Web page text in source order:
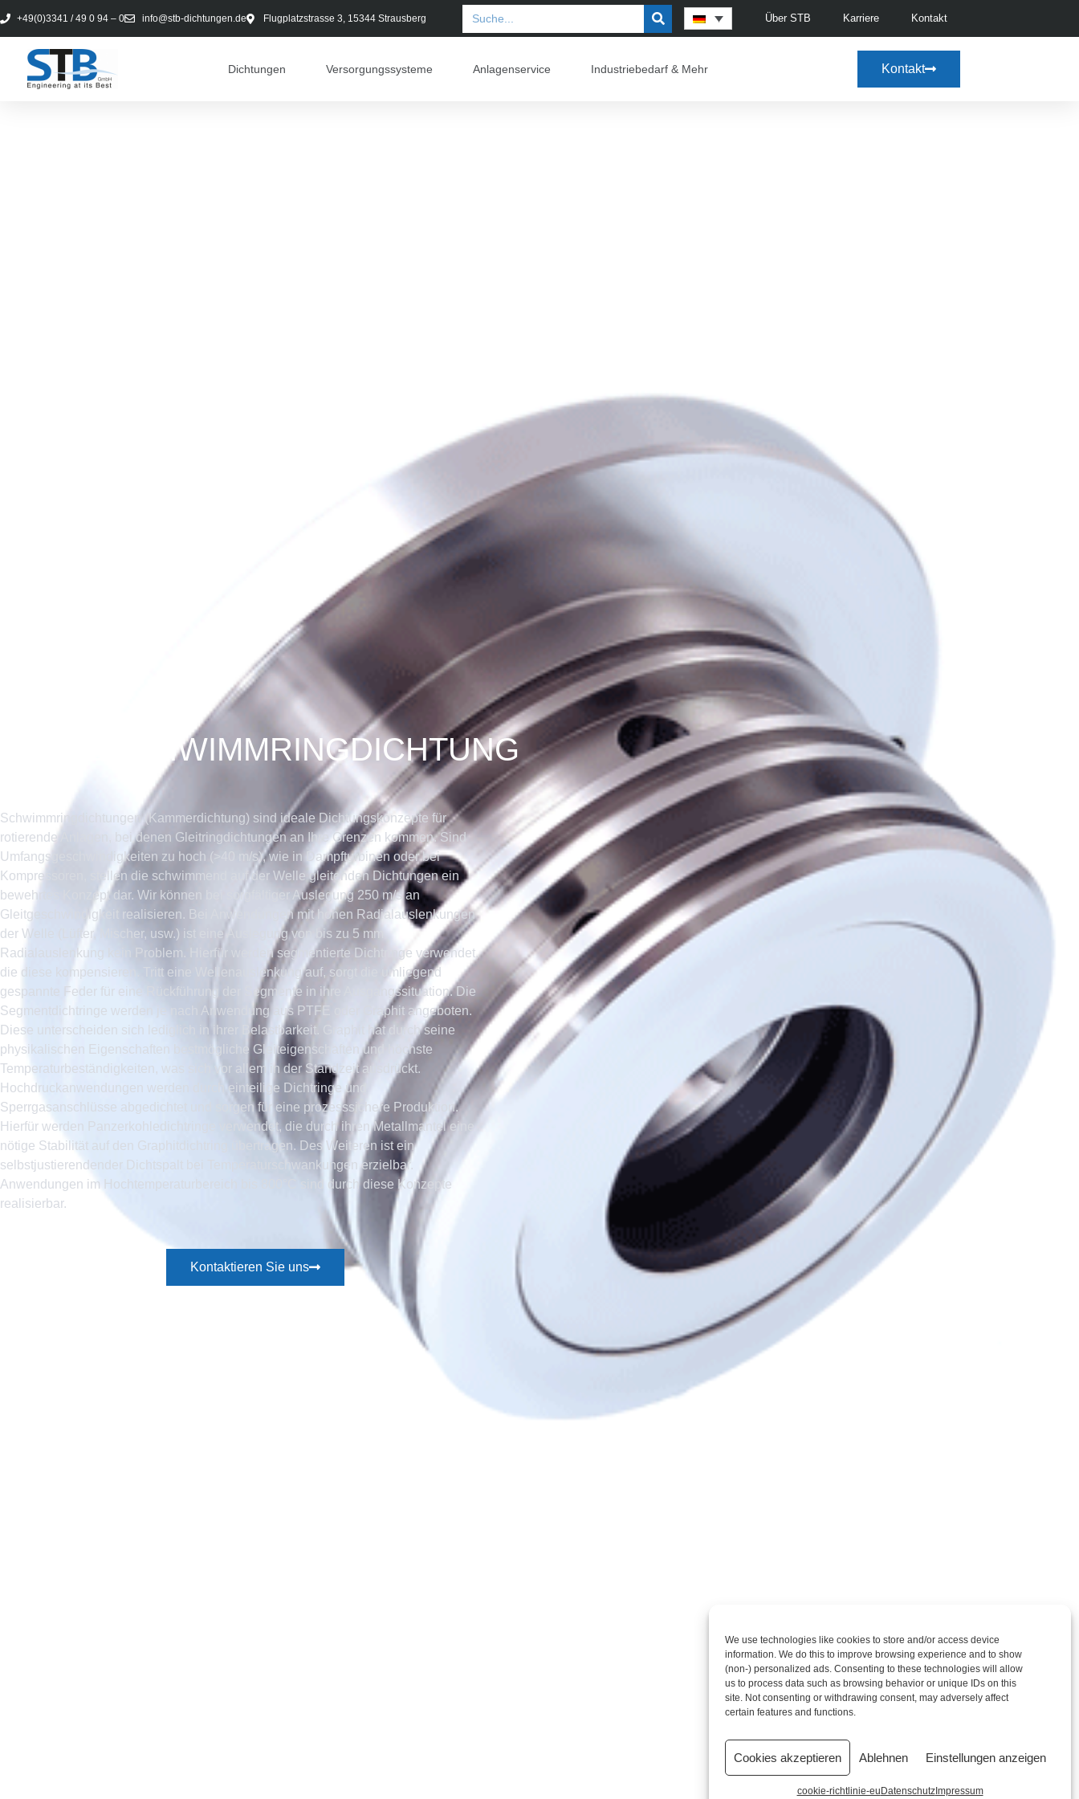
We use technologies like cookies to store and/or access device
information. We do this to improve browsing experience and to show
(non-) personalized ads. Consenting to these technologies will allow
us to process data such as browsing behavior or unique IDs on this
site. Not consenting or withdrawing consent, may adversely affect
certain features and functions.
Cookies akzeptieren Ablehnen Einstellungen anzeigen
cookie-richtlinie-eu DatenschutzImpressum
+49(0)3341 / 49 0 94 – 0 info@stb-dichtungen.de Flugplatzstrasse 3, 15344 Strausberg Über STB Karriere Kontakt
Dichtungen Versorgungssysteme Anlagenservice Industriebedarf & Mehr Kontakt
KOHLESCHWIMMRINGDICHTUNG
Schwimmringdichtungen (Kammerdichtung) sind ideale Dichtungskonzepte für
rotierende Anlagen, bei denen Gleitringdichtungen an Ihre Grenzen kommen. Sind
Umfangsgeschwindigkeiten zu hoch (>40 m/s), wie in Dampfturbinen oder bei
Kompressoren, stellen die schwimmend auf der Welle gleitenden Dichtungen ein
bewehrtes Konzept dar. Wir können bei sorgfältiger Auslegung 250 m/s an
Gleitgeschwindigkeit realisieren. Bei Anwendungen mit hohen Radialauslenkungen
der Welle (Lüfter, Mischer, usw.) ist eine Auslegung von bis zu 5 mm
Radialauslenkung kein Problem. Hierfür werden segmentierte Dichtringe verwendet,
die diese kompensieren. Tritt eine Wellenauslenkung auf, sorgt die umliegend
gespannte Feder für eine Rückführung der Segmente in ihre Ausgangssituation. Die
Segmentdichtringe werden je nach Anwendung aus PTFE oder Graphit angeboten.
Diese unterscheiden sich lediglich in ihrer Belastbarkeit. Graphit hat durch seine
physikalischen Eigenschaften bestmögliche Gleiteigenschaften und höchste
Temperaturbeständigkeiten, was sich vor allem in der Standzeit ausdrückt.
Hochdruckanwendungen werden durch einteilige Dichtringe und
Sperrgasanschlüsse abgedichtet und sorgen für eine prozesssichere Produktion.
Hierfür werden Panzerkohledichtringe verwendet, die durch ihren Metallmantel eine
nötige Stabilität auf den Graphitdichtring übertragen. Des Weiteren ist ein
selbstjustierendender Dichtspalt bei Temperaturschwankungen erzielbar.
Anwendungen im Hochtemperaturbereich bis 800°C sind durch diese Konzepte
realisierbar.
Kontaktieren Sie uns